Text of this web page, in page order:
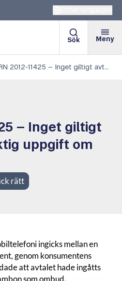
Sök Meny
ARN 2012-11425 – Inget giltigt avtal vid felaktig uppgift om fullmakt
– Inget giltigt
uppgift om
rätt
ingicks mellan en
genom konsumentens
att avtalet hade ingåtts
som ombud.